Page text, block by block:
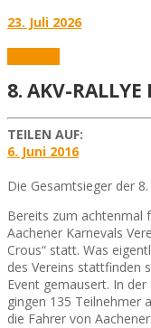
23. Juli 2026
8. AKV-RALLYE
TEILEN AUF:
6. Juni 2016
Die Gesamtsieger der
Bereits zum achtenmal
Aachener Karnevals
Crous“ statt. Was
des Vereins stattfinden
Event gemausert. In
gingen 135 Teilnehmer
die Fahrer von